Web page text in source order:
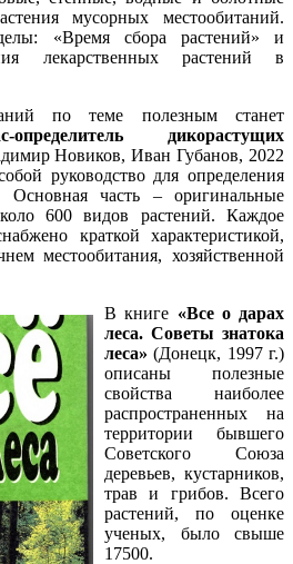
мусорных местообитаний.
«Время сбора растений» и
лекарственных растений в
по теме полезным станет
дикорастущих
Новиков, Иван Губанов, 2022
руководство для определения
Основная часть – оригинальные
600 видов растений. Каждое
краткой характеристикой,
местообитания, хозяйственной
В книге «Все о дарах
леса. Советы знатока
леса» (Донецк, 1997 г.)
описаны полезные
свойства наиболее
распространенных на
территории бывшего
Советского Союза
деревьев, кустарников,
трав и грибов. Всего
растений, по оценке
ученых, было свыше
17500.